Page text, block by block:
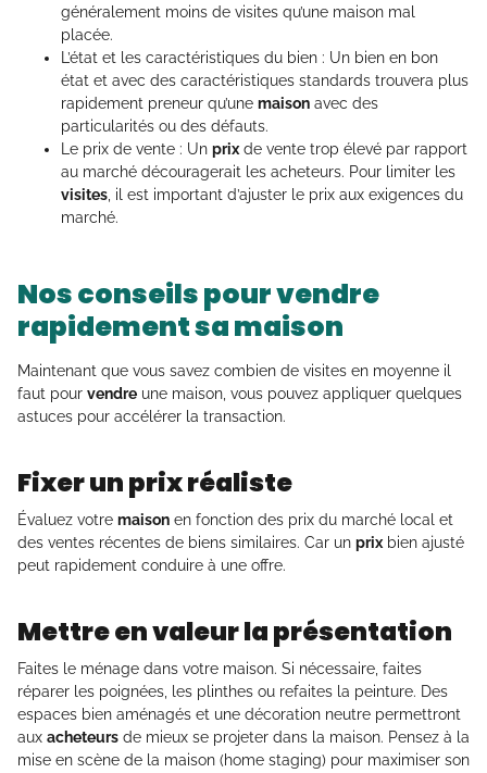
généralement moins de visites qu’une maison mal
placée.
L’état et les caractéristiques du bien : Un bien en bon
état et avec des caractéristiques standards trouvera plus
rapidement preneur qu’une maison avec des
particularités ou des défauts.
Le prix de vente : Un prixde vente trop élevé par rapport
au marché découragerait les acheteurs. Pour limiter les
visites, il est important d’ajuster le prix aux exigences du
marché.
Nos conseils pour vendre
rapidement sa maison
Maintenant que vous savez combien de visites en moyenne il
faut pour vendre une maison, vous pouvez appliquer quelques
astuces pour accélérer la transaction.
Fixer un prix réaliste
Évaluez votre maison en fonction des prix du marché local et
des ventes récentes de biens similaires. Car un prixbien ajusté
peut rapidement conduire à une offre.
Mettre en valeur la présentation
Faites le ménage dans votre maison. Si nécessaire, faites
réparer les poignées, les plinthes ou refaites la peinture. Des
espaces bien aménagés et une décoration neutre permettront
aux acheteurs de mieux se projeter dans la maison. Pensez à la
mise en scène de la maison (home staging) pour maximiser son